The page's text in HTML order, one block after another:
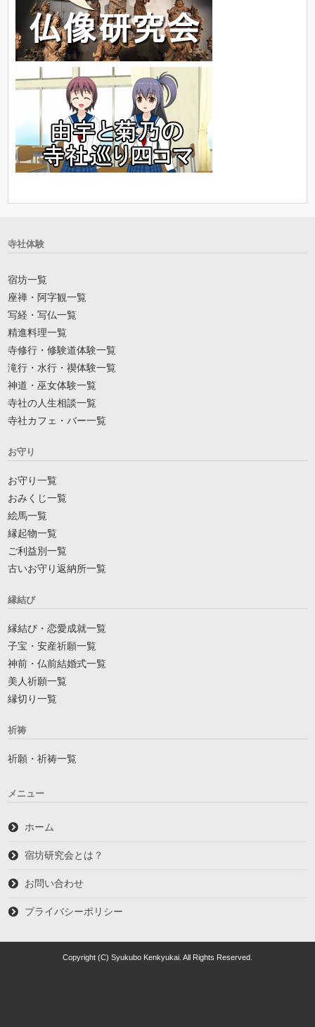
寺社体験
宿坊一覧
座禅・阿字観一覧
写経・写仏一覧
精進料理一覧
寺修行・修験道体験一覧
滝行・水行・禊体験一覧
神道・巫女体験一覧
寺社の人生相談一覧
寺社カフェ・バー一覧
お守り
お守り一覧
おみくじ一覧
絵馬一覧
縁起物一覧
ご利益別一覧
古いお守り返納所一覧
縁結び
縁結び・恋愛成就一覧
子宝・安産祈願一覧
神前・仏前結婚式一覧
美人祈願一覧
縁切り一覧
祈祷
祈願・祈祷一覧
メニュー
ホーム
宿坊研究会とは？
お問い合わせ
プライバシーポリシー
Copyright (C) Syukubo Kenkyukai. All Rights Reserved.